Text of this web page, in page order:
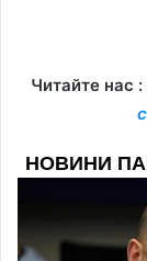
Читайте нас